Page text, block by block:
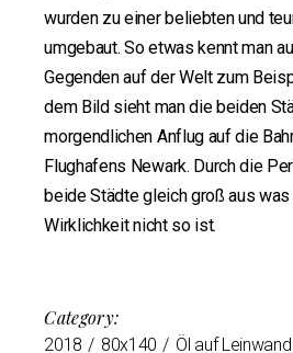
wurden zu einer beliebten und
umgebaut. So etwas kennt man
Gegenden auf der Welt zum
dem Bild sieht man die beiden
morgendlichen Anflug auf die
Flughafens Newark. Durch die
beide Städte gleich groß aus was
Wirklichkeit nicht so ist.
Category:
2018 80x140 Öl auf Leinwand